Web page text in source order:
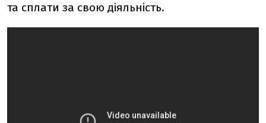
та сплати за свою діяльність.